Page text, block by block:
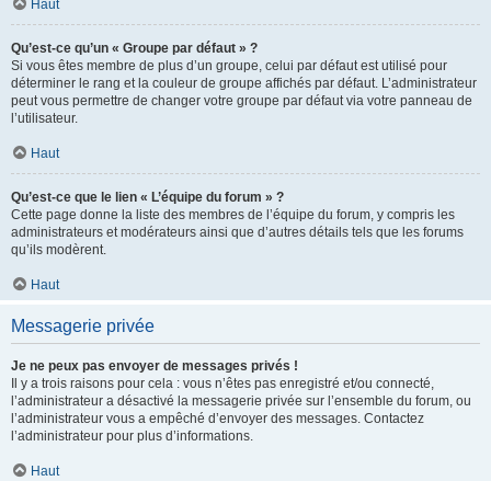
Haut
Qu’est-ce qu’un « Groupe par défaut » ?
Si vous êtes membre de plus d’un groupe, celui par défaut est utilisé pour
déterminer le rang et la couleur de groupe affichés par défaut. L’administrateur
peut vous permettre de changer votre groupe par défaut via votre panneau de
l’utilisateur.
Haut
Qu’est-ce que le lien « L’équipe du forum » ?
Cette page donne la liste des membres de l’équipe du forum, y compris les
administrateurs et modérateurs ainsi que d’autres détails tels que les forums
qu’ils modèrent.
Haut
Messagerie privée
Je ne peux pas envoyer de messages privés !
Il y a trois raisons pour cela : vous n’êtes pas enregistré et/ou connecté,
l’administrateur a désactivé la messagerie privée sur l’ensemble du forum, ou
l’administrateur vous a empêché d’envoyer des messages. Contactez
l’administrateur pour plus d’informations.
Haut